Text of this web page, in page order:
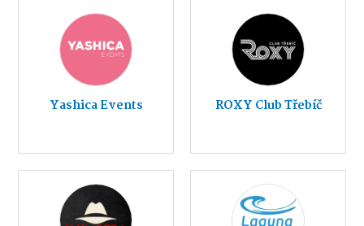
Yashica Events ROXY Club Třebíč